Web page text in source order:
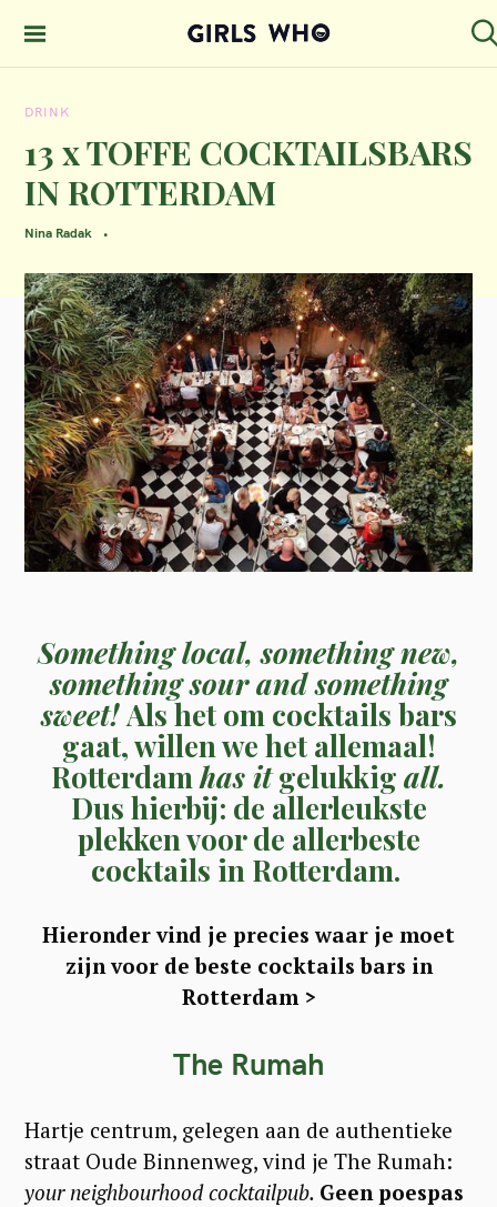
GIRLS WHO
DRINK
13 x TOFFE COCKTAILSBARS
IN ROTTERDAM
Nina Radak
Something local, something new,
something sour and something
sweet!Als het om cocktails bars
gaat, willen we het allemaal!
Rotterdam has itgelukkig all.
Dus hierbij: de allerleukste
plekken voor de allerbeste
cocktails in Rotterdam.
Hieronder vind je precies waar je moet
zijn voor de beste cocktails bars in
Rotterdam >
The Rumah
Hartje centrum, gelegen aan de authentieke
straat Oude Binnenweg, vind je The Rumah:
your neighbourhood cocktailpub. Geen poespas